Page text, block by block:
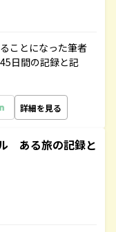
ことになった筆者
日間の記録と記
詳細を見る
ある旅の記録と